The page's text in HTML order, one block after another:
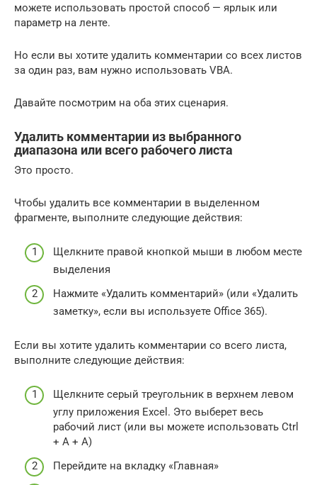
можете использовать простой способ — ярлык или
параметр на ленте.
Но если вы хотите удалить комментарии со всех листов
за один раз, вам нужно использовать VBA.
Давайте посмотрим на оба этих сценария.
Удалить комментарии из выбранного
диапазона или всего рабочего листа
Это просто.
Чтобы удалить все комментарии в выделенном
фрагменте, выполните следующие действия:
Щелкните правой кнопкой мыши в любом месте
выделения
Нажмите «Удалить комментарий» (или «Удалить
заметку», если вы используете Office 365).
Если вы хотите удалить комментарии со всего листа,
выполните следующие действия:
Щелкните серый треугольник в верхнем левом
углу приложения Excel. Это выберет весь
рабочий лист (или вы можете использовать Ctrl
+ A + A)
Перейдите на вкладку «Главная»